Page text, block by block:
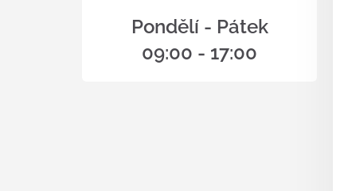
Pondělí - Pátek
09:00 - 17:00